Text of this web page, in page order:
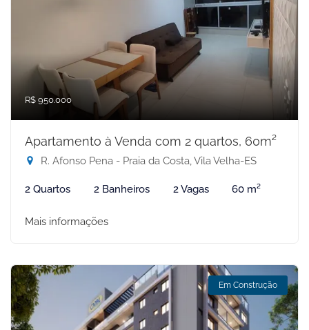
R$ 950.000
Apartamento à Venda com 2 quartos, 60m²
R. Afonso Pena - Praia da Costa, Vila Velha-ES
2 Quartos 2 Banheiros 2 Vagas 60 m²
Mais informações
Em Construção